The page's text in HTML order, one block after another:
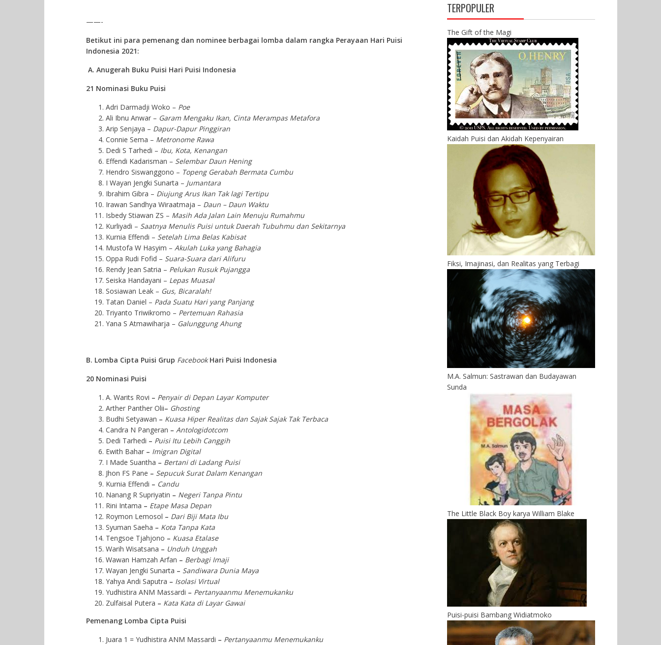
——-
Betikut ini para pemenang dan nominee berbagai lomba dalam rangka Perayaan Hari Puisi
Indonesia 2021:
A. Anugerah Buku Puisi Hari Puisi Indonesia
21 Nominasi Buku Puisi
Adri Darmadji Woko – Poe
Ali Ibnu Anwar – Garam Mengaku Ikan, Cinta Merampas Metafora
Arip Senjaya – Dapur-Dapur Pinggiran
Connie Sema – Metronome Rawa
Dedi S Tarhedi – Ibu, Kota, Kenangan
Effendi Kadarisman – Selembar Daun Hening
Hendro Siswanggono – Topeng Gerabah Bermata Cumbu
I Wayan Jengki Sunarta – Jumantara
Ibrahim Gibra – Diujung Arus Ikan Tak lagi Tertipu
Irawan Sandhya Wiraatmaja – Daun – Daun Waktu
Isbedy Stiawan ZS – Masih Ada Jalan Lain Menuju Rumahmu
Kurliyadi – Saatnya Menulis Puisi untuk Daerah Tubuhmu dan Sekitarnya
Kurnia Effendi – Setelah Lima Belas Kabisat
Mustofa W Hasyim – Akulah Luka yang Bahagia
Oppa Rudi Fofid – Suara-Suara dari Alifuru
Rendy Jean Satria – Pelukan Rusuk Pujangga
Seiska Handayani – Lepas Muasal
Sosiawan Leak – Gus, Bicaralah!
Tatan Daniel – Pada Suatu Hari yang Panjang
Triyanto Triwikromo – Pertemuan Rahasia
Yana S Atmawiharja – Galunggung Ahung
B. Lomba Cipta Puisi Grup FacebookHari Puisi Indonesia
20 Nominasi Puisi
A. Warits Rovi – Penyair di Depan Layar Komputer
Arther Panther Olii– Ghosting
Budhi Setyawan – Kuasa Hiper Realitas dan Sajak Sajak Tak Terbaca
Candra N Pangeran – Antologidotcom
Dedi Tarhedi – Puisi Itu Lebih Canggih
Ewith Bahar– Imigran Digital
I Made Suantha – Bertani di Ladang Puisi
Jhon FS Pane – Sepucuk Surat Dalam Kenangan
Kurnia Effendi – Candu
Nanang R Supriyatin – Negeri Tanpa Pintu
Rini Intama – Etape Masa Depan
Roymon Lemosol – Dari Biji Mata Ibu
Syuman Saeha – Kota Tanpa Kata
Tengsoe Tjahjono – Kuasa Etalase
Warih Wisatsana – Unduh Unggah
Wawan Hamzah Arfan – Berbagi Imaji
Wayan Jengki Sunarta – Sandiwara Dunia Maya
Yahya Andi Saputra – Isolasi Virtual
Yudhistira ANM Massardi – Pertanyaanmu Menemukanku
Zulfaisal Putera – Kata Kata di Layar Gawai
Pemenang Lomba Cipta Puisi
Juara 1 = Yudhistira ANM Massardi – Pertanyaanmu Menemukanku
TERPOPULER
The Gift of the Magi
Kaidah Puisi dan Akidah Kepenyairan
Fiksi, Imajinasi, dan Realitas yang Terbagi
M.A. Salmun: Sastrawan dan Budayawan
Sunda
The Little Black Boy karya William Blake
Puisi-puisi Bambang Widiatmoko